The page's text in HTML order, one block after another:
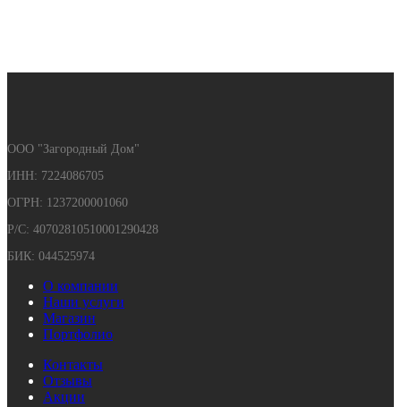
ООО "Загородный Дом"
ИНН: 7224086705
ОГРН: 1237200001060
Р/С: 40702810510001290428
БИК: 044525974
О компании
Наши услуги
Магазин
Портфолио
Контакты
Отзывы
Акции